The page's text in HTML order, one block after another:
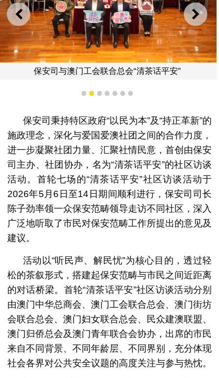
上一则 下一
保安司与澳门工会联合总会“清茶话平安”
1 2 3 4 5 6 7
保安司秉持特区政府“以民为本”及“持正革新”的
施政理念，深化与爱国爱澳社团之间的合作力度，
进一步凝聚社团力量、汇聚社情民意，首创由保安
司主办、社团协办，名为“清茶话平安”的社区访谈
活动。首轮七场的“清茶话平安”社区访谈活动于
2026年5月6日至14日期间顺利进行，保安司司长
陈子劲率领一众保安范畴领导走访不同社区，深入
广泛地听取了市民对保安范畴工作所提出的意见及
建议。
活动以“听民声、解民忧”为核心目的，透过轻
松的茶叙形式，搭建起保安范畴与市民之间近距离
的对话桥梁。首轮“清茶话平安”社区访谈活动分别
由澳门中华总商会、澳门工会联合总会、澳门街坊
会联合总会、澳门妇女联合总会、民众建澳联盟、
澳门归侨总会及澳门青年联合会协办，出席的市民
来自不同背景、不同年龄层、不同界别，充分体现
社会各界对公共安全议题的高度关注与参与热忱。